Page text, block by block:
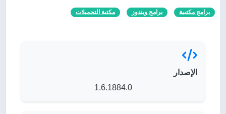
برامج مكتبية برامج ويندوز مكتبة التحميلات
الإصدار
1.6.1884.0